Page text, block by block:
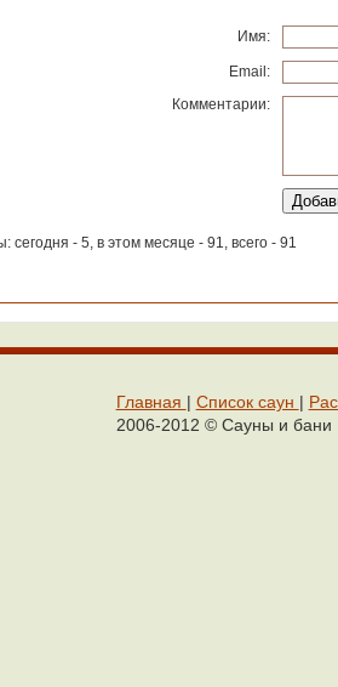
Имя:
Email:
Комментарии:
сегодня - 5, в этом месяце - 91, всего - 91
Главная | Список саун |
2006-2012 © Сауны и бани